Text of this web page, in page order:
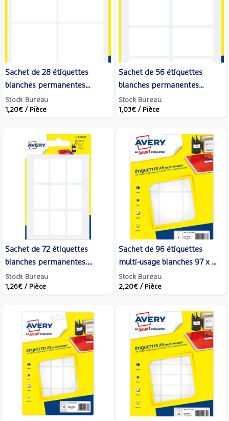
Sachet de 28 étiquettes
blanches permanentes
Ecriture manuelle 38 x 50
mm. - AVERY
Stock Bureau
1,20€ / Pièce
Sachet de 56 étiquettes
blanches permanentes
Ecriture manuelle 24X35
mm - AVERY
Stock Bureau
1,03€ / Pièce
Sachet de 72 étiquettes
blanches permanentes.
Ecriture manuelle. 20 x32
mm. - AVERY
Stock Bureau
1,26€ / Pièce
Sachet de 96 étiquettes
multi-usage blanches 97 x 46
mm Planche A5 - AVERY
Stock Bureau
2,20€ / Pièce